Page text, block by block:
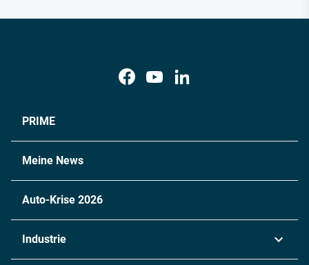
PRIME
Meine News
Auto-Krise 2026
Industrie